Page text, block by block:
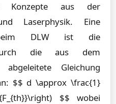
Konzepte aus der
Laserphysik. Eine
beim DLW ist die
die aus dem
abgeleitete Gleichung
$$ d \approx \frac{1}
$$ wobei